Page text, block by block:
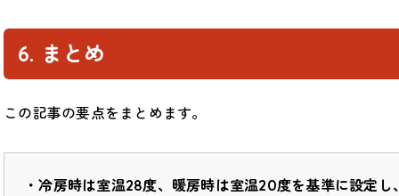
6. まとめ
この記事の要点をまとめます。
・冷房時は室温28度、暖房時は室温20度を基準に設定